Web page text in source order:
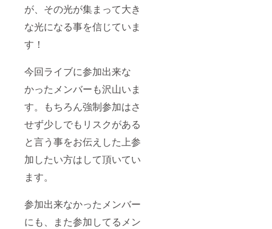
が、その光が集まって大き
な光になる事を信じていま
す！
今回ライブに参加出来な
かったメンバーも沢山いま
す。もちろん強制参加はさ
せず少しでもリスクがある
と言う事をお伝えした上参
加したい方はして頂いてい
ます。
参加出来なかったメンバー
にも、また参加してるメン